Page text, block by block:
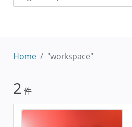
Home "workspace"
2 件